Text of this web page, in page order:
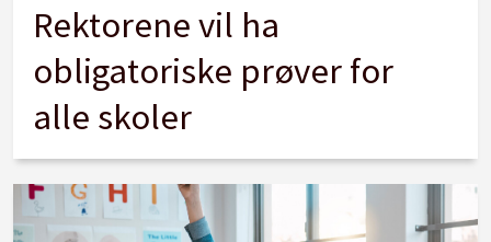
Rektorene vil ha
obligatoriske prøver for
alle skoler